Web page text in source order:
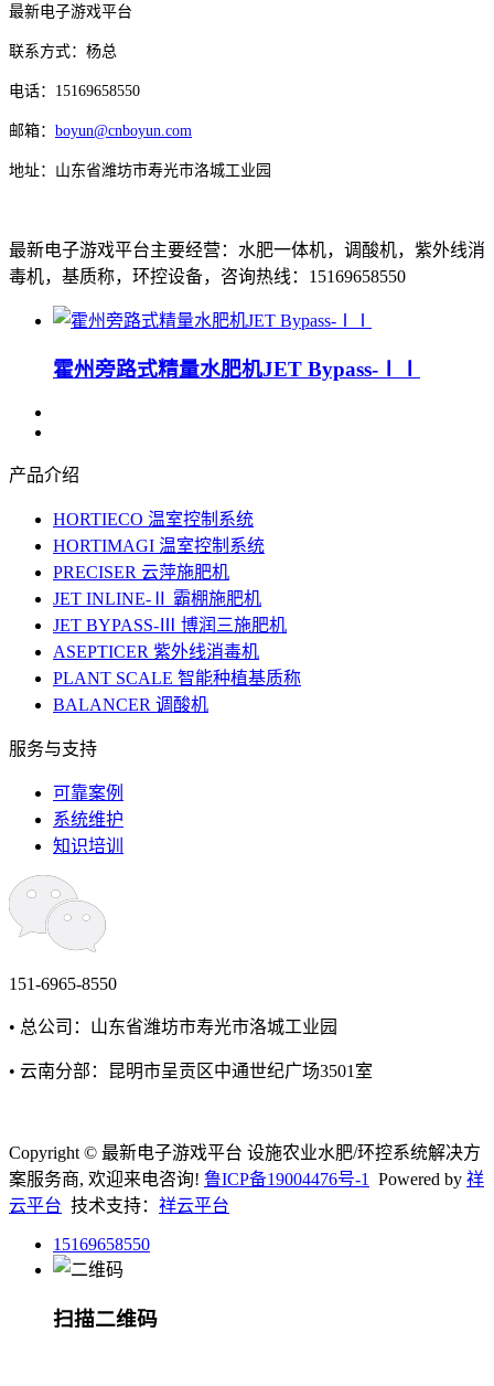
最新电子游戏平台
联系方式：杨总
电话：15169658550
邮箱： boyun@cnboyun.com
地址：山东省潍坊市寿光市洛城工业园
最新电子游戏平台主要经营：水肥一体机，调酸机，紫外线消
毒机，基质称，环控设备，咨询热线：15169658550
霍州旁路式精量水肥机JET Bypass-ⅠⅠ
产品介绍
HORTIECO 温室控制系统
HORTIMAGI 温室控制系统
PRECISER 云萍施肥机
JET INLINE-Ⅱ 霸棚施肥机
JET BYPASS-Ⅲ 博润三施肥机
ASEPTICER 紫外线消毒机
PLANT SCALE 智能种植基质称
BALANCER 调酸机
服务与支持
可靠案例
系统维护
知识培训
151-6965-8550
• 总公司：山东省潍坊市寿光市洛城工业园
• 云南分部：昆明市呈贡区中通世纪广场3501室
Copyright © 最新电子游戏平台 设施农业水肥/环控系统解决方
案服务商, 欢迎来电咨询! 鲁ICP备19004476号-1 Powered by 祥
云平台 技术支持： 祥云平台
15169658550
扫描二维码